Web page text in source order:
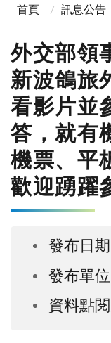
首頁 訊息公告
外交部領
新波鴿旅
看影片並
答，就有
機票、平
歡迎踴躍
發布日
發布單
資料點